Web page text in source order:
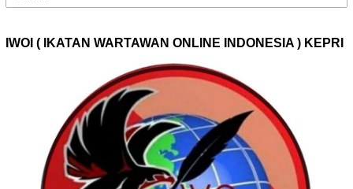
untuk:
IWOI ( IKATAN WARTAWAN ONLINE INDONESIA ) KEPRI